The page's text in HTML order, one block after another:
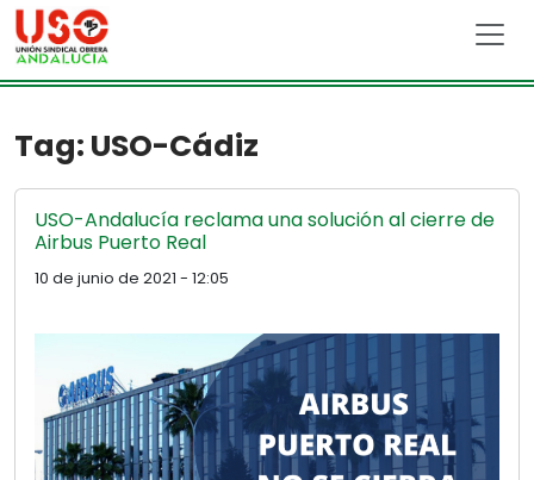
Skip to main content
Tag: USO-Cádiz
USO-Andalucía reclama una solución al cierre de
Airbus Puerto Real
10 de junio de 2021 - 12:05